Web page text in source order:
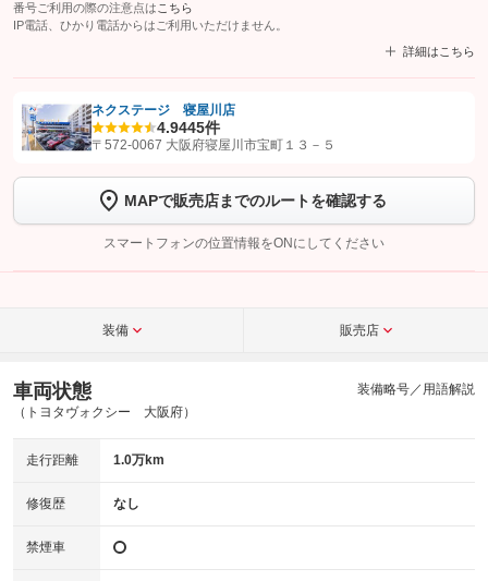
番号ご利用の際の注意点は こちら
IP電話、ひかり電話からはご利用いただけません。
詳細はこちら
【STEP1】認証画面でグーネットを友だち追加してから「許可する」ボタンを押
トーク画面で
ボタンをタップして問い合わせを
完了してください。
こちら
ネクステージ 寝屋川店
4.9445件
〒572-0067 大阪府寝屋川市宝町１３－５
MAPで販売店までのルートを確認する
スマートフォンの位置情報をONにしてください
装備 販売店
車両状態
（トヨタヴォクシー 大阪府）
装備略号／用語解説
走行距離 1.0万km
修復歴 なし
禁煙車